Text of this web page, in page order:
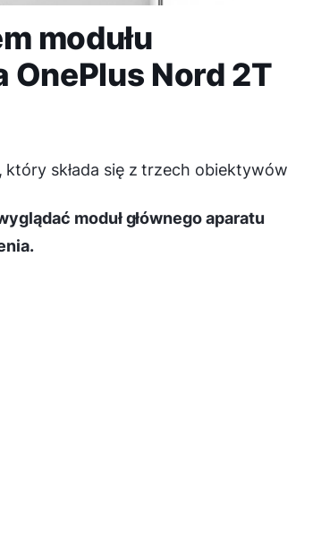
modułu
Nord 2T
który składa się z trzech obiektywów
moduł głównego aparatu